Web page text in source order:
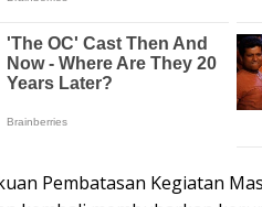
Pembatasan Kegiatan